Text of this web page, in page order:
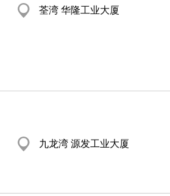
荃湾 华隆工业大厦
九龙湾 源发工业大厦